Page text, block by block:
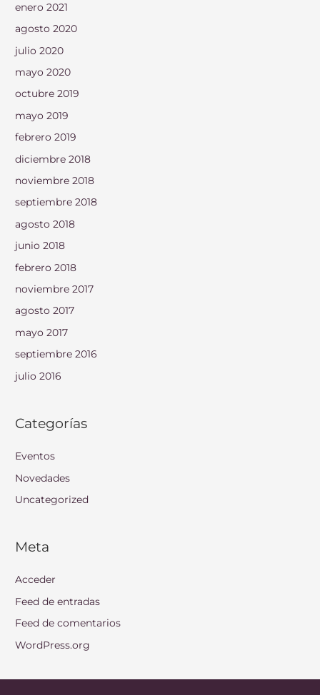
enero 2021
agosto 2020
julio 2020
mayo 2020
octubre 2019
mayo 2019
febrero 2019
diciembre 2018
noviembre 2018
septiembre 2018
agosto 2018
junio 2018
febrero 2018
noviembre 2017
agosto 2017
mayo 2017
septiembre 2016
julio 2016
Categorías
Eventos
Novedades
Uncategorized
Meta
Acceder
Feed de entradas
Feed de comentarios
WordPress.org